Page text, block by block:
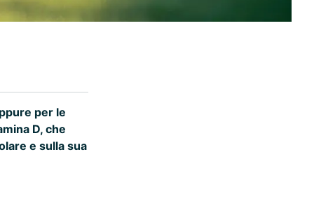
per le
D, che
e sulla sua